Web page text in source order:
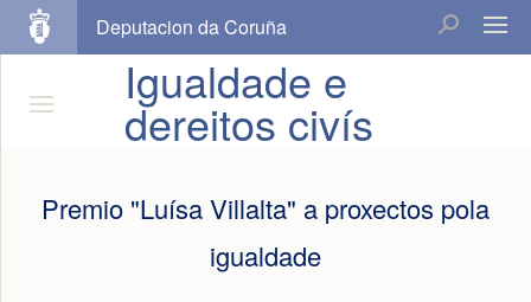
Deputacion da Coruña
Igualdade e
dereitos civís
Premio "Luísa Villalta" a proxectos pola
igualdade